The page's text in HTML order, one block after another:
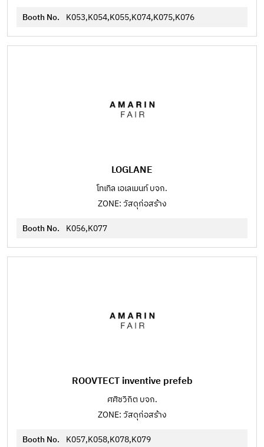
Booth No. K053,K054,K055,K074,K075,K076
LOGLANE
โทเทิล เอเลเมนท์ บจก.
ZONE: วัสดุก่อสร้าง
Booth No. K056,K077
ROOVTECT inventive prefeb
ศศิชวิกิต บจก.
ZONE: วัสดุก่อสร้าง
Booth No. K057,K058,K078,K079